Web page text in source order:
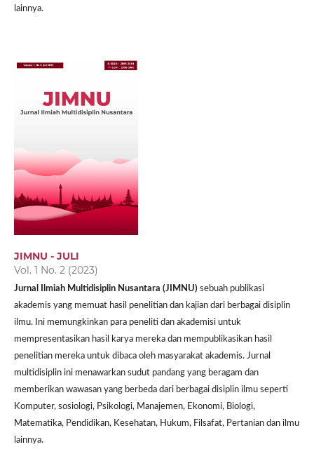
lainnya.
JIMNU - JULI
Vol. 1 No. 2 (2023)
Jurnal Ilmiah Multidisiplin Nusantara (JIMNU) sebuah publikasi
akademis yang memuat hasil penelitian dan kajian dari berbagai disiplin
ilmu. Ini memungkinkan para peneliti dan akademisi untuk
mempresentasikan hasil karya mereka dan mempublikasikan hasil
penelitian mereka untuk dibaca oleh masyarakat akademis. Jurnal
multidisiplin ini menawarkan sudut pandang yang beragam dan
memberikan wawasan yang berbeda dari berbagai disiplin ilmu seperti
Komputer, sosiologi, Psikologi, Manajemen, Ekonomi, Biologi,
Matematika, Pendidikan, Kesehatan, Hukum, Filsafat, Pertanian dan ilmu
lainnya.